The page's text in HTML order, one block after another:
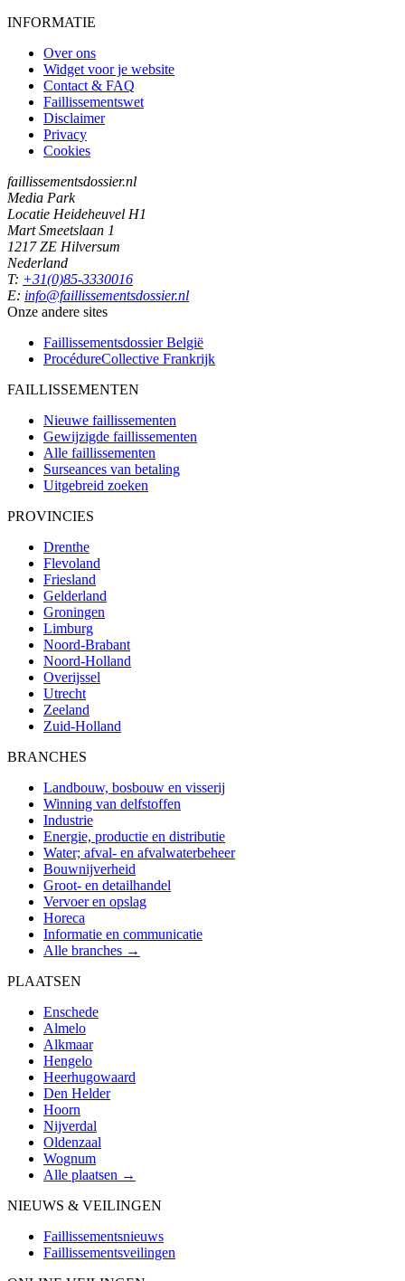
INFORMATIE
Over ons
Widget voor je website
Contact & FAQ
Faillissementswet
Disclaimer
Privacy
Cookies
faillissementsdossier.nl
Media Park
Locatie Heideheuvel H1
Mart Smeetslaan 1
1217 ZE Hilversum
Nederland
T: +31(0)85-3330016
E: info@faillissementsdossier.nl
Onze andere sites
Faillissementsdossier België
ProcédureCollective Frankrijk
FAILLISSEMENTEN
Nieuwe faillissementen
Gewijzigde faillissementen
Alle faillissementen
Surseances van betaling
Uitgebreid zoeken
PROVINCIES
Drenthe
Flevoland
Friesland
Gelderland
Groningen
Limburg
Noord-Brabant
Noord-Holland
Overijssel
Utrecht
Zeeland
Zuid-Holland
BRANCHES
Landbouw, bosbouw en visserij
Winning van delfstoffen
Industrie
Energie, productie en distributie
Water; afval- en afvalwaterbeheer
Bouwnijverheid
Groot- en detailhandel
Vervoer en opslag
Horeca
Informatie en communicatie
Alle branches →
PLAATSEN
Enschede
Almelo
Alkmaar
Hengelo
Heerhugowaard
Den Helder
Hoorn
Nijverdal
Oldenzaal
Wognum
Alle plaatsen →
NIEUWS & VEILINGEN
Faillissementsnieuws
Faillissementsveilingen